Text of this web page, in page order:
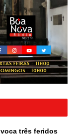
três feridos